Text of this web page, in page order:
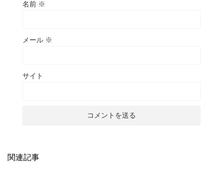
名前 ※
メール ※
サイト
関連記事